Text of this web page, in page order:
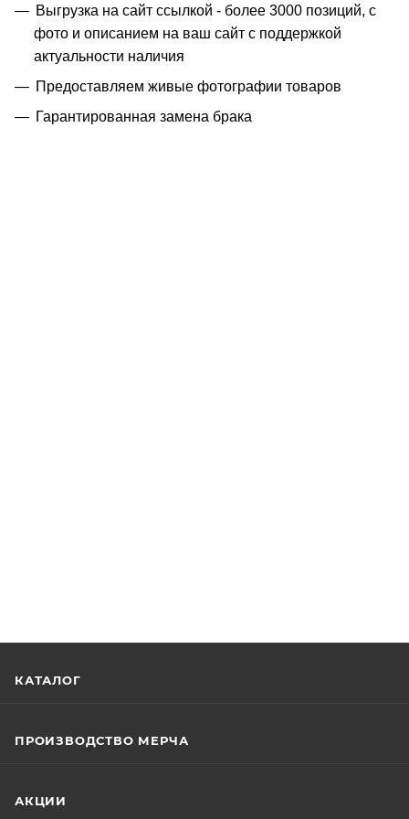
Выгрузка на сайт ссылкой - более 3000 позиций, с
фото и описанием на ваш сайт с поддержкой
актуальности наличия
Предоставляем живые фотографии товаров
Гарантированная замена брака
КАТАЛОГ
ПРОИЗВОДСТВО МЕРЧА
АКЦИИ